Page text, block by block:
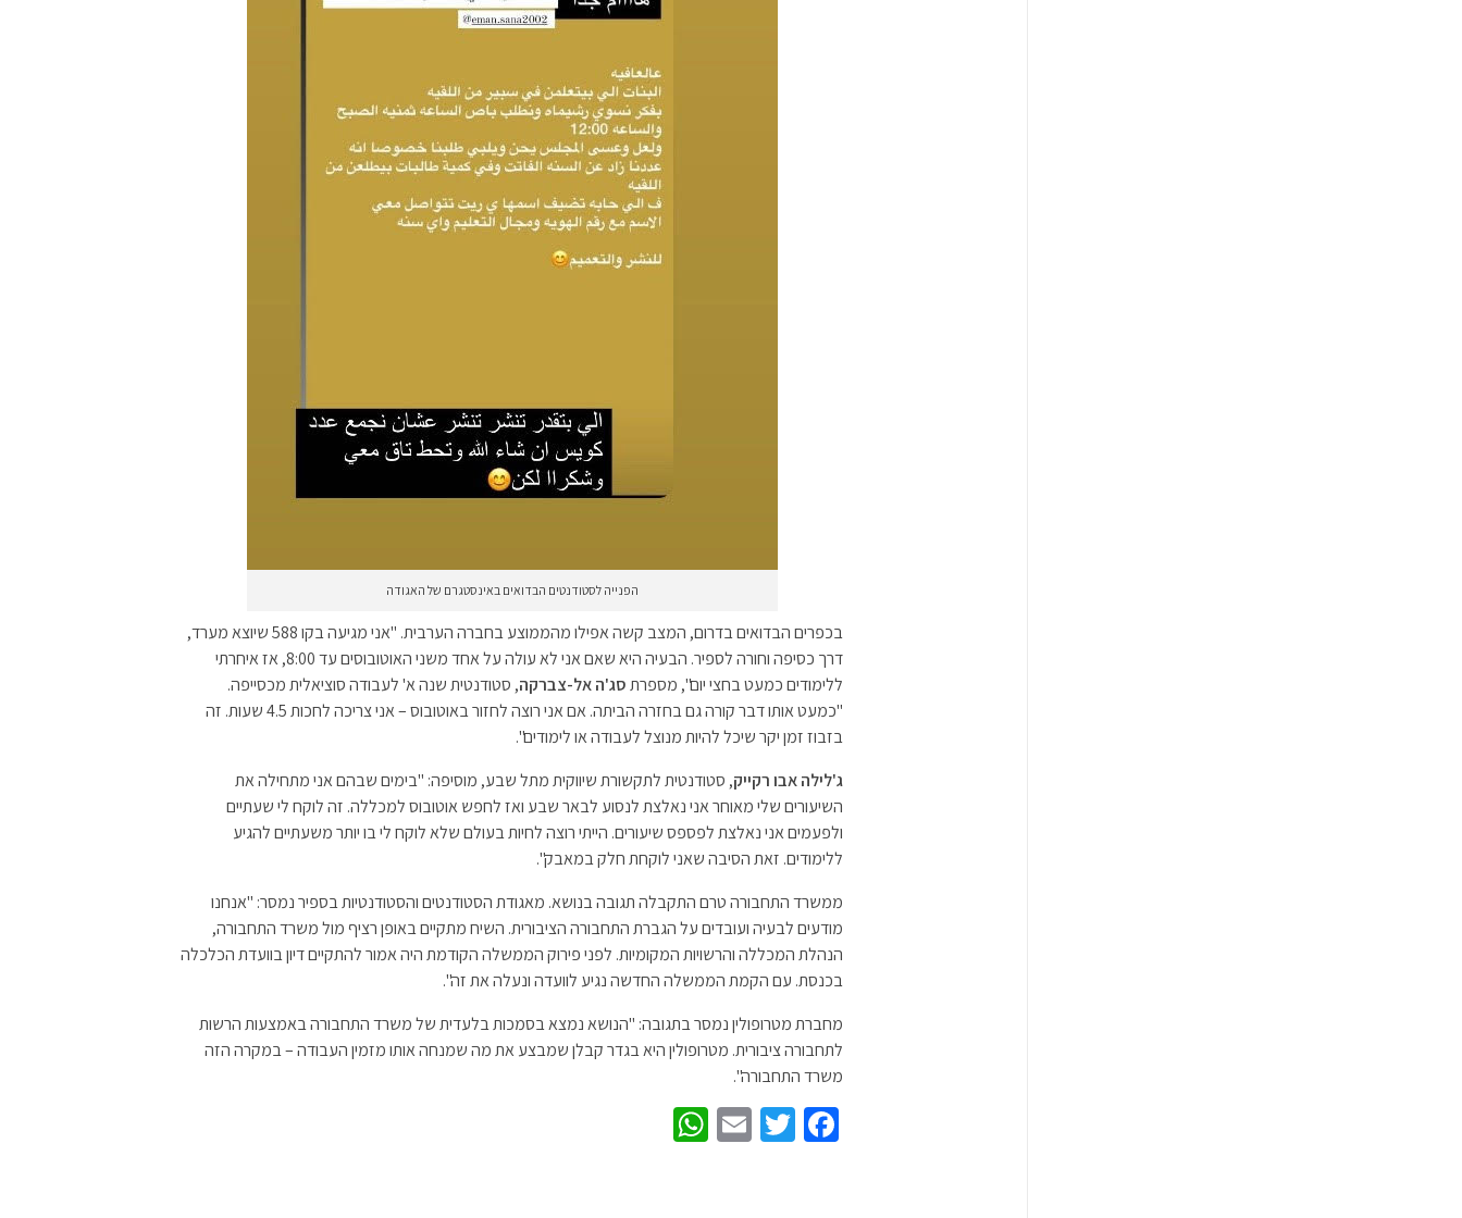
הפנייה לסטודנטים הבדואים באינסטגרם של האגודה
בכפרים הבדואים בדרום, המצב קשה אפילו מהממוצע בחברה הערבית. "אני מגיעה בקו 588 שיוצא מערד,
דרך כסיפה וחורה לספיר. הבעיה היא שאם אני לא עולה על אחד משני האוטובוסים עד 8:00, אז איחרתי
ללימודים כמעט בחצי יום", מספרתסג'ה אל-צברקה, סטודנטית שנה א' לעבודה סוציאלית מכסייפה.
"כמעט אותו דבר קורה גם בחזרה הביתה. אם אני רוצה לחזור באוטובוס – אני צריכה לחכות 4.5 שעות. זה
בזבוז זמן יקר שיכל להיות מנוצל לעבודה או לימודים".
ג'לילה אבו רקייק, סטודנטית לתקשורת שיווקית מתל שבע, מוסיפה: "בימים שבהם אני מתחילה את
השיעורים שלי מאוחר אני נאלצת לנסוע לבאר שבע ואז לחפש אוטובוס למכללה. זה לוקח לי שעתיים
ולפעמים אני נאלצת לפספס שיעורים. הייתי רוצה לחיות בעולם שלא לוקח לי בו יותר משעתיים להגיע
ללימודים. זאת הסיבה שאני לוקחת חלק במאבק".
ממשרד התחבורה טרם התקבלה תגובה בנושא. מאגודת הסטודנטים והסטודנטיות בספיר נמסר: "אנחנו
מודעים לבעיה ועובדים על הגברת התחבורה הציבורית. השיח מתקיים באופן רציף מול משרד התחבורה,
הנהלת המכללה והרשויות המקומיות. לפני פירוק הממשלה הקודמת היה אמור להתקיים דיון בוועדת הכלכלה
בכנסת. עם הקמת הממשלה החדשה נגיע לוועדה ונעלה את זה".
מחברת מטרופולין נמסר בתגובה: "הנושא נמצא בסמכות בלעדית של משרד התחבורה באמצעות הרשות
לתחבורה ציבורית. מטרופולין היא בגדר קבלן שמבצע את מה שמנחה אותו מזמין העבודה – במקרה הזה
משרד התחבורה".
Fa
T
E
W